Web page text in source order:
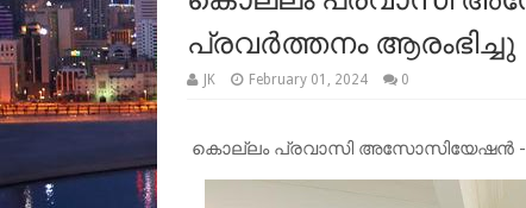
പ്രവർത്തനം ആരംഭിച്ചു
JK February 01, 2024 0
കൊല്ലം പ്രവാസി അസോസിയേഷൻ -